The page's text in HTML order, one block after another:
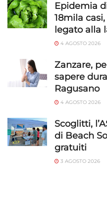
Epidemia
18mila
legato alla
4 AGOSTO 2026
Zanzare,
sapere
Ragusano
4 AGOSTO 2026
Scoglitti,
di Beach
gratuiti
3 AGOSTO 2026